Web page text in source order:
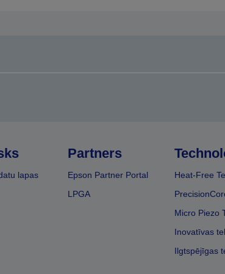
lapas
Partners
Epson Partner Portal
LPGA
Heat-Free
Micro Piezo
Inovatīvas
Ilgtspējīgas